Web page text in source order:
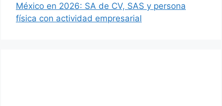
México en 2026: SA de CV, SAS y persona
física con actividad empresarial